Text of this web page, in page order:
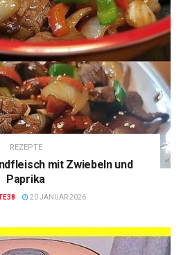
REZEPTE
mit Zwiebeln und
Paprika
20 JANUAR 2026